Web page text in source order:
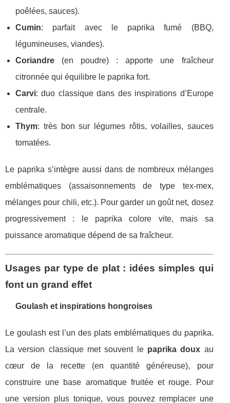
poêlées, sauces).
Cumin: parfait avec le paprika fumé (BBQ,
légumineuses, viandes).
Coriandre (en poudre) : apporte une fraîcheur
citronnée qui équilibre le paprika fort.
Carvi: duo classique dans des inspirations d’Europe
centrale.
Thym: très bon sur légumes rôtis, volailles, sauces
tomatées.
Le paprika s’intègre aussi dans de nombreux mélanges
emblématiques (assaisonnements de type tex-mex,
mélanges pour chili, etc.). Pour garder un goût net, dosez
progressivement : le paprika colore vite, mais sa
puissance aromatique dépend de sa fraîcheur.
Usages par type de plat : idées simples qui
font un grand effet
Goulash et inspirations hongroises
Le goulash est l’un des plats emblématiques du paprika.
La version classique met souvent le paprika doux au
cœur de la recette (en quantité généreuse), pour
construire une base aromatique fruitée et rouge. Pour
une version plus tonique, vous pouvez remplacer une